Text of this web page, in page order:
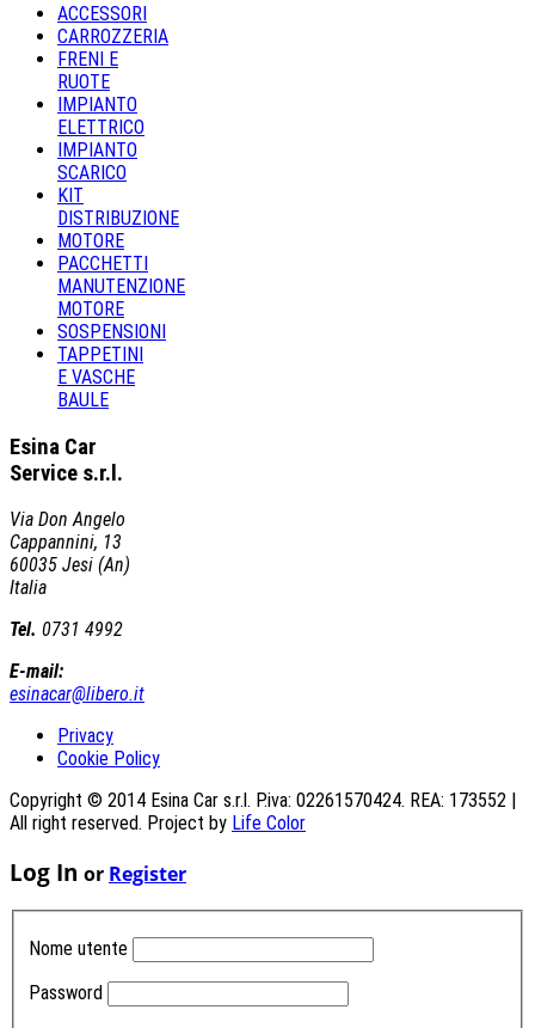
ACCESSORI
CARROZZERIA
FRENI E
RUOTE
IMPIANTO
ELETTRICO
IMPIANTO
SCARICO
KIT
DISTRIBUZIONE
MOTORE
PACCHETTI
MANUTENZIONE
MOTORE
SOSPENSIONI
TAPPETINI
E VASCHE
BAULE
Esina Car
Service s.r.l.
Via Don Angelo
Cappannini, 13
60035 Jesi (An)
Italia
Tel. 0731 4992
E-mail:
esinacar@libero.it
Privacy
Cookie Policy
Copyright © 2014 Esina Car s.r.l. P.iva: 02261570424. REA: 173552 |
All right reserved. Project by Life Color
Log In or Register
Nome utente
Password